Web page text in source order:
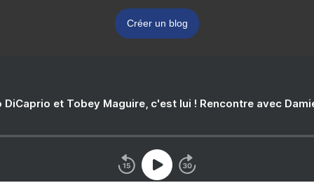
Créer un blog
DiCaprio et Tobey Maguire, c'est lui ! Rencontre avec